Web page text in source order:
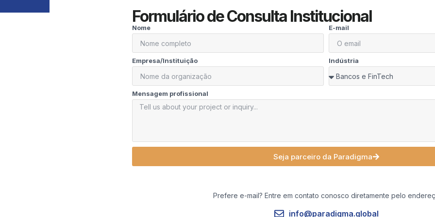
Formulário de Consulta Institucional
Nome E-mail
Empresa/Instituição Indústria
Mensagem profissional
Seja parceiro da Paradigma
Prefere e-mail? Entre em contato conosco diretamente pelo
info@paradigma.global